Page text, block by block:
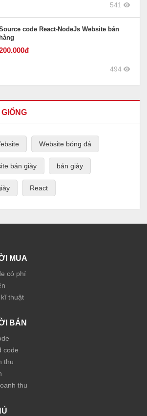
541
code React-NodeJs Website bán
hàng
.000đ
494
Website bóng đá
bán giày bán giày
React
MUA
có phí
thuật
BÁN
code
thu
thu